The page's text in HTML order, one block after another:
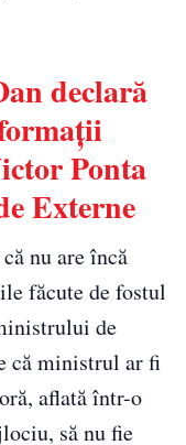
declară
Ponta
Externe
nu are încă
făcute de fostul
de
că ministrul ar fi
aflată într-o
să nu fie